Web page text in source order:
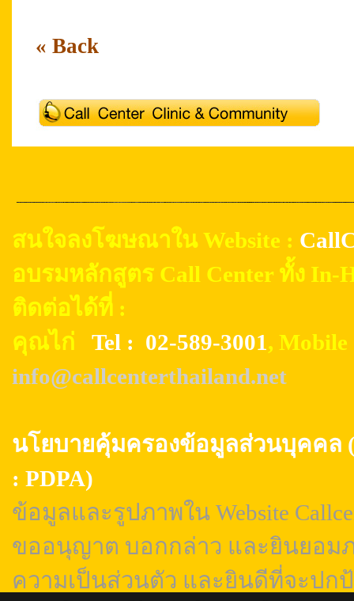
« Back
สนใจลงโฆษณาใน Website :
อบรมหลักสูตร Call Center ทั้ง In-
ติดต่อได้ที่ :
คุณไก่ Tel : 02-589-3001,
info@callcenterthailand.net
นโยบายคุ้มครองข้อมูลส่วนบุคคล
: PDPA)
ข้อมูลและรูปภาพใน Website
ขออนุญาต บอกกล่าว และยินยอม
ความเป็นส่วนตัว และยินดีที่จะปก